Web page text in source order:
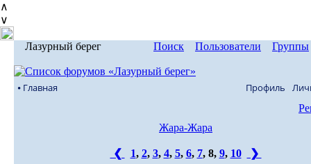
∧
∨
Лазурный берег Поиск Пользователи Группы
⦁ Главная Профиль
Жара-Жара
❮ 1, 2, 3, 4, 5, 6, 7, 8, 9, 10 ❯